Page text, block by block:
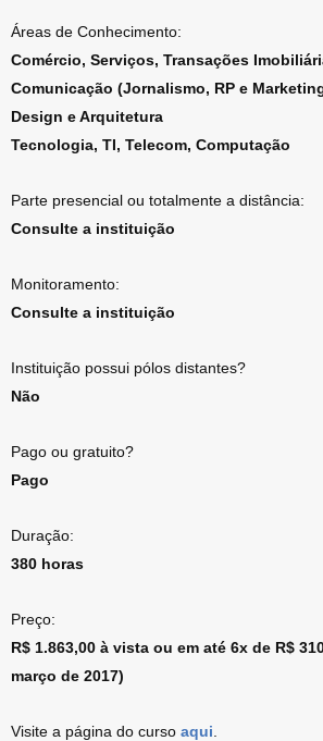
Áreas de Conhecimento:
Comércio, Serviços, Transações
Comunicação (Jornalismo, RP e
Design e Arquitetura
Tecnologia, TI, Telecom, Computação
Parte presencial ou totalmente a distância:
Consulte a instituição
Monitoramento:
Consulte a instituição
Instituição possui pólos distantes?
Não
Pago ou gratuito?
Pago
Duração:
380 horas
Preço:
R$ 1.863,00 à vista ou em até 6x de R$
março de 2017)
Visite a página do curso aqui